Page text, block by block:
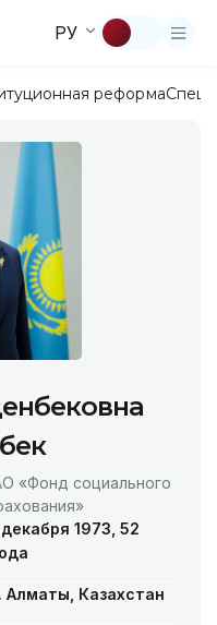
РУ
реформа
«Фонд социального
декабря 1973, 52
Алматы, Казахстан